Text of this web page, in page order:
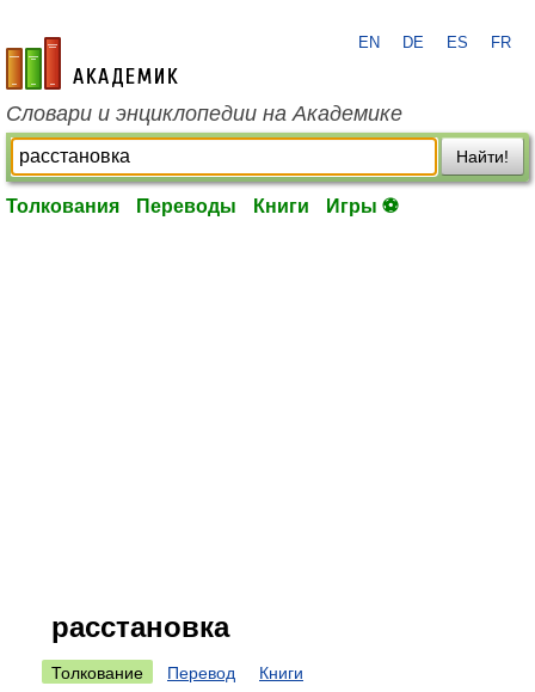
academic.ru
EN DE ES FR
Словари и энциклопедии на Академике
Найти!
Толкования Переводы Книги Игры ⚽
расстановка
Толкование Перевод Книги